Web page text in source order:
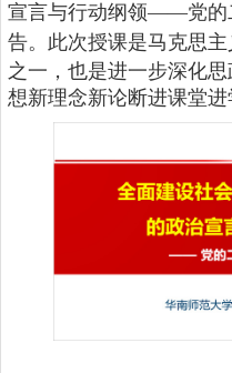
宣言与行动纲领——党
告。 此次授课是马克思
之一，也是进一步深化
想新理念新论断进课堂进